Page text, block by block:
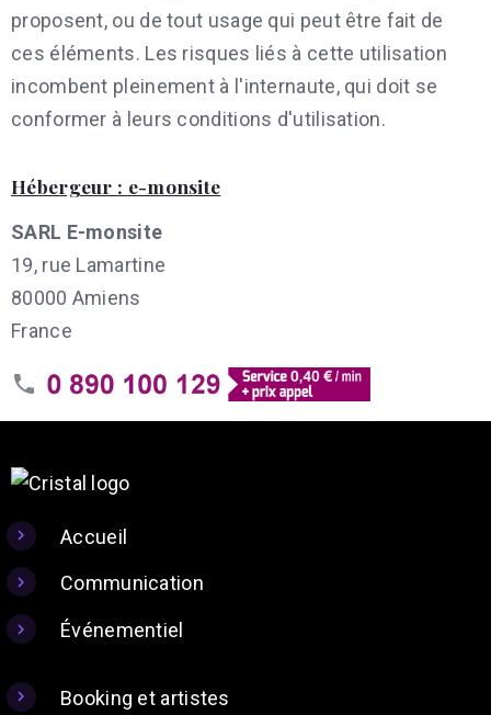
proposent, ou de tout usage qui peut être fait de
ces éléments. Les risques liés à cette utilisation
incombent pleinement à l'internaute, qui doit se
conformer à leurs conditions d'utilisation.
Hébergeur : e-monsite
SARL E-monsite
19, rue Lamartine
80000 Amiens
France
Accueil
Communication
Événementiel
Booking et artistes